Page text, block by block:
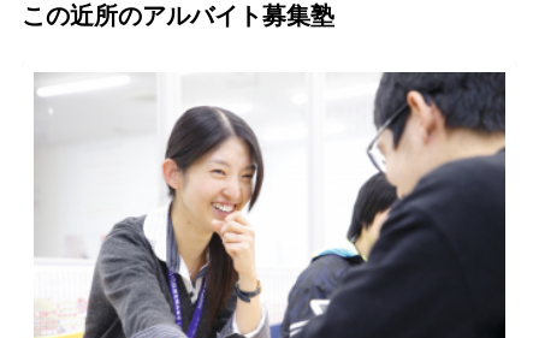
この近所のアルバイト募集塾